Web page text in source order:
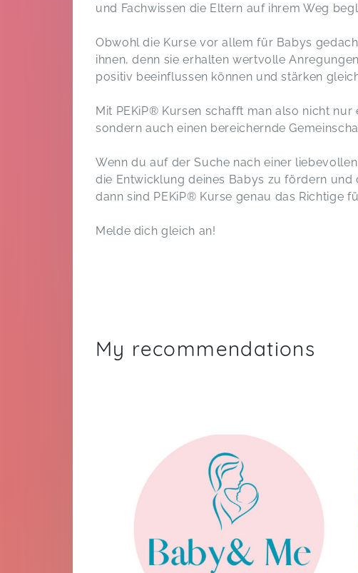
und Fachwissen die Eltern auf ihrem Weg
Obwohl die Kurse vor allem für Babys
ihnen, denn sie erhalten wertvolle
positiv beeinflussen können und stärken
Mit PEKiP® Kursen schafft man also nicht
sondern auch einen bereichernde
Wenn du auf der Suche nach einer
die Entwicklung deines Babys zu fördern
dann sind PEKiP® Kurse genau das Richtige
Melde dich gleich an!
My recommendations